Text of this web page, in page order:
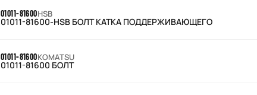
01011-81600HSB
01011-81600-HSB БОЛТ КАТКА ПОДДЕРЖИВАЮЩЕГО
01011-81600KOMATSU
01011-81600 БОЛТ